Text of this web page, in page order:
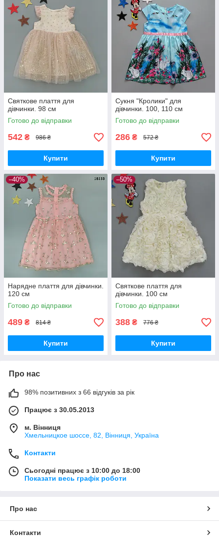
Святкове плаття для
дівчинки. 98 см
Готово до відправки
542 ₴ 986 ₴
Купити
Сукня "Кролики" для
дівчинки. 100, 110 см
Готово до відправки
286 ₴ 572 ₴
Купити
–40%
Нарядне плаття для дівчинки.
120 см
Готово до відправки
489 ₴ 814 ₴
Купити
–50%
Святкове плаття для
дівчинки. 100 см
Готово до відправки
388 ₴ 776 ₴
Купити
Про нас
98% позитивних з 66 відгуків за рік
Працює з 30.05.2013
м. Вінниця
Хмельницкое шоссе, 82, Вінниця, Україна
Контакти
Сьогодні працює з 10:00 до 18:00
Показати весь графік роботи
Про нас
Контакти